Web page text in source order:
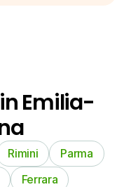
Emilia-
Rimini
Parma
Ferrara